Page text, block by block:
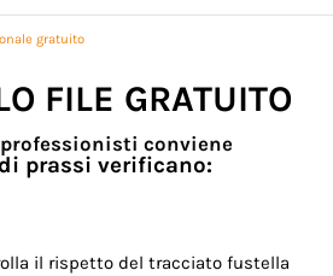
gratuito
FILE GRATUITO
conviene
prassi verificano:
il rispetto del tracciato fustella